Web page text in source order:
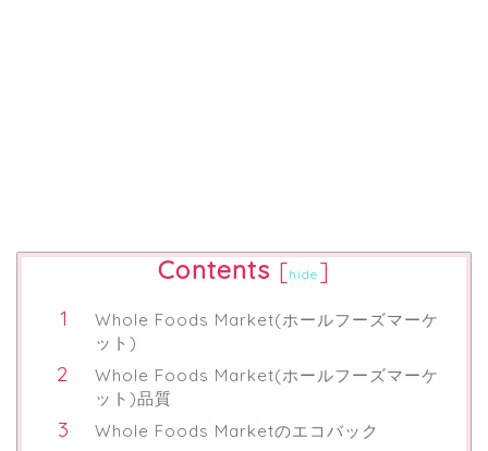
Contents [hide ]
Whole Foods Market(ホールフーズマーケ
ット)
Whole Foods Market(ホールフーズマーケ
ット)品質
Whole Foods Marketのエコバック